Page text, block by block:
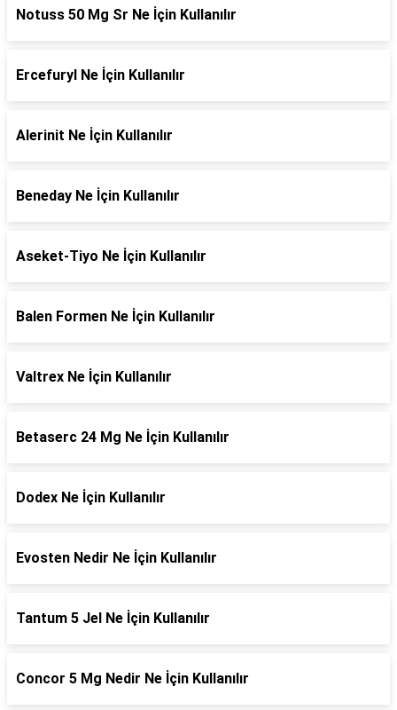
Notuss 50 Mg Sr Ne İçin Kullanılır
Ercefuryl Ne İçin Kullanılır
Alerinit Ne İçin Kullanılır
Beneday Ne İçin Kullanılır
Aseket-Tiyo Ne İçin Kullanılır
Balen Formen Ne İçin Kullanılır
Valtrex Ne İçin Kullanılır
Betaserc 24 Mg Ne İçin Kullanılır
Dodex Ne İçin Kullanılır
Evosten Nedir Ne İçin Kullanılır
Tantum 5 Jel Ne İçin Kullanılır
Concor 5 Mg Nedir Ne İçin Kullanılır